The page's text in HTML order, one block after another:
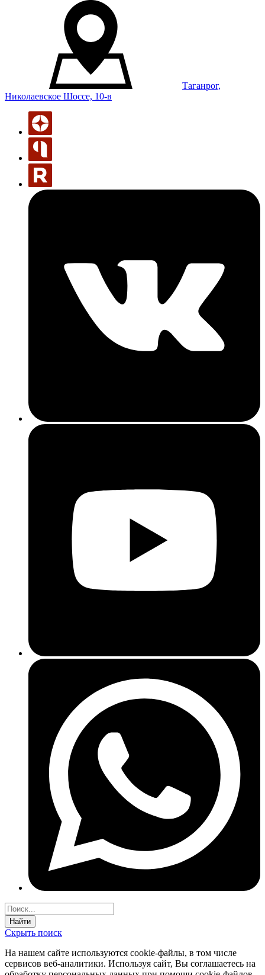
Таганрог,
Николаевское Шоссе, 10-в
Найти
Скрыть поиск
На нашем сайте используются соokie-файлы, в том числе
сервисов веб-аналитики. Используя сайт, Вы соглашаетесь на